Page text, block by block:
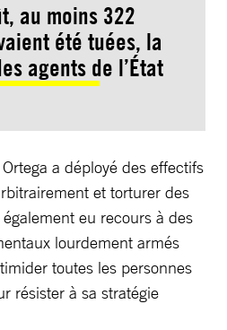
au moins 322
été tuées, la
agents de l’État
a déployé des effectifs
et torturer des
eu recours à des
lourdement armés
toutes les personnes
résister à sa stratégie